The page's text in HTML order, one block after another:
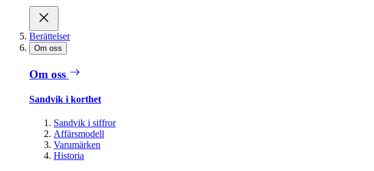
Berättelser
Om oss
Om oss
Sandvik i korthet
Sandvik i siffror
Affärsmodell
Varumärken
Historia